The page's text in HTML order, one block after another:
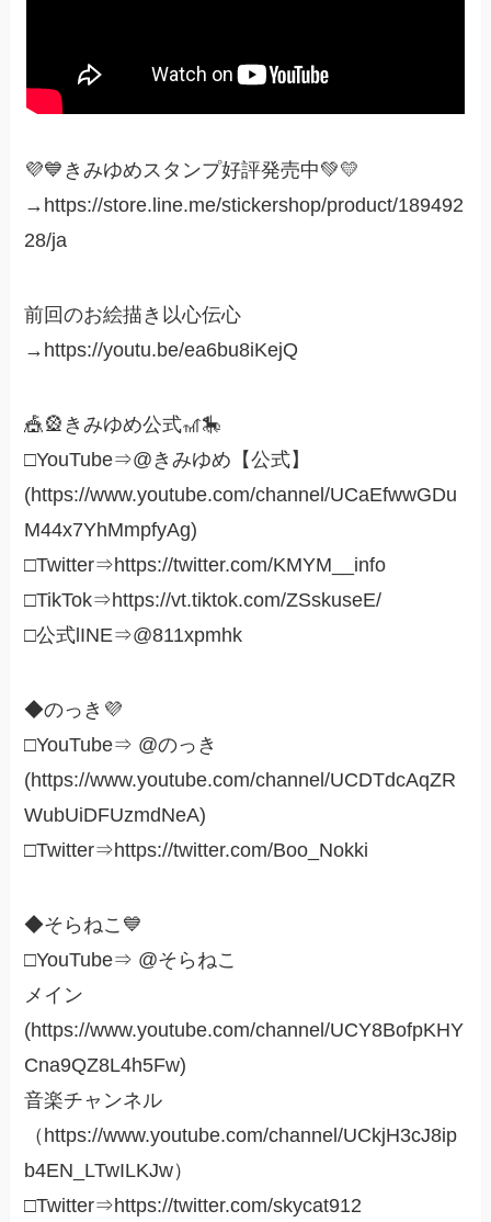
💜💙きみゆめスタンプ好評発売中💚💛
→https://store.line.me/stickershop/product/189492
28/ja
前回のお絵描き以心伝心
→https://youtu.be/ea6bu8iKejQ
🎪🎡きみゆめ公式🎢🎠
□YouTube⇒@きみゆめ【公式】
(https://www.youtube.com/channel/UCaEfwwGDu
M44x7YhMmpfyAg)
□Twitter⇒https://twitter.com/KMYM__info
□TikTok⇒https://vt.tiktok.com/ZSskuseE/
□公式lINE⇒@811xpmhk
◆のっき💜
□YouTube⇒ @のっき
(https://www.youtube.com/channel/UCDTdcAqZR
WubUiDFUzmdNeA)
□Twitter⇒https://twitter.com/Boo_Nokki
◆そらねこ💙
□YouTube⇒ @そらねこ
メイン
(https://www.youtube.com/channel/UCY8BofpKHY
Cna9QZ8L4h5Fw)
音楽チャンネル
（https://www.youtube.com/channel/UCkjH3cJ8ip
b4EN_LTwILKJw）
□Twitter⇒https://twitter.com/skycat912